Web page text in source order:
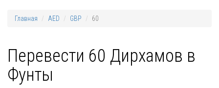
Главная AED GBP 60
Перевести 60 Дирхамов в
Фунты